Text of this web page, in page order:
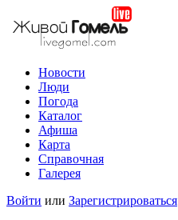
Новости
Люди
Погода
Каталог
Афиша
Карта
Справочная
Галерея
Войти или Зарегистрироваться